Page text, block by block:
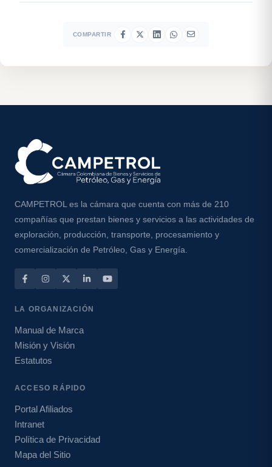
COMPARTIR
CAMPETROL es la cámara que cuenta con más de 210
compañías que prestan bienes y servicios a las actividades de
exploración, producción, transporte, procesamiento y
comercialización de Petróleo, Gas y Energía.
LA ORGANIZACIÓN
Manual de Marca
Misión y Visión
Estatutos
ACCESO RÁPIDO
Portal Afiliados
Intranet
Política de Privacidad
Mapa del Sitio